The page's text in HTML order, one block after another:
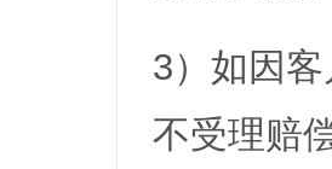
3）如因
不受理赔